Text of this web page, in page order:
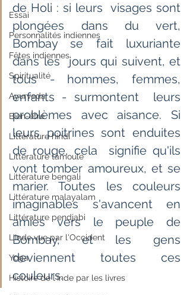
Essai
Personnalités indiennes
Fêtes indiennes
Spiritualité
Ayurveda
Bien-être
Littérature hindi
Littérature tamoule
Littérature bengali
Littérature malayalam
Littérature pendjabi
L'Inde vue par l'Occident
Yoga
Histoire de l'Inde par les livres
de Holi : si leurs  visages sont
plongées dans du vert,
Bombay se fait luxuriante
dans les  jours qui suivent, et
tous - hommes, femmes,
enfants - surmontent  leurs
problèmes avec aisance. Si
leurs poitrines sont enduites
de rouge, cela  signifie qu'ils
vont tomber amoureux, et se
marier. Toutes les couleurs
imaginables s'avancent en
amies vers le peuple de
Bombay, et les gens
deviennent toutes ces
couleurs.